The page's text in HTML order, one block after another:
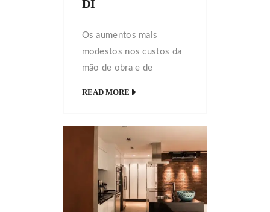
DI
Os aumentos mais
modestos nos custos da
mão de obra e de
READ MORE